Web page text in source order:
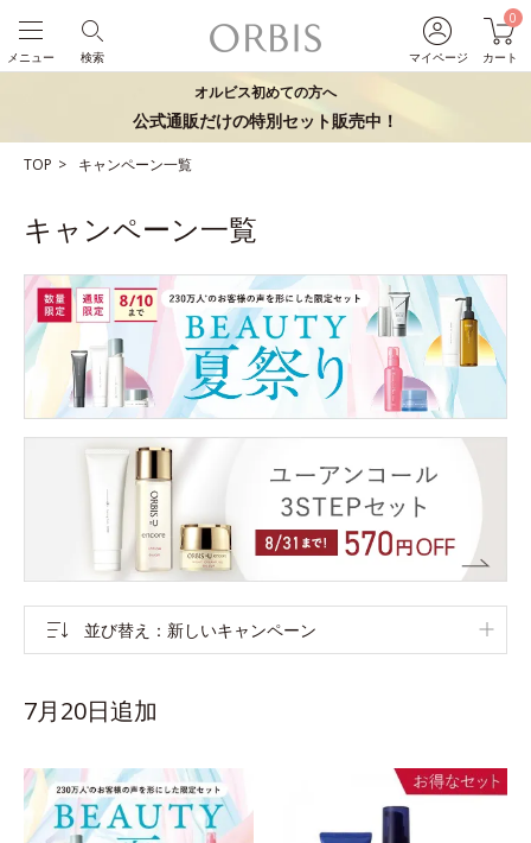
マイページ
0
カート
検索
メニュー
オルビス初めての方へ
公式通販だけの特別セット販売中！
TOP キャンペーン一覧
キャンペーン一覧
並び替え 新しいキャンペーン
7月20日追加